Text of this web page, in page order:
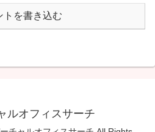
トを書き込む
ルオフィスサーチ